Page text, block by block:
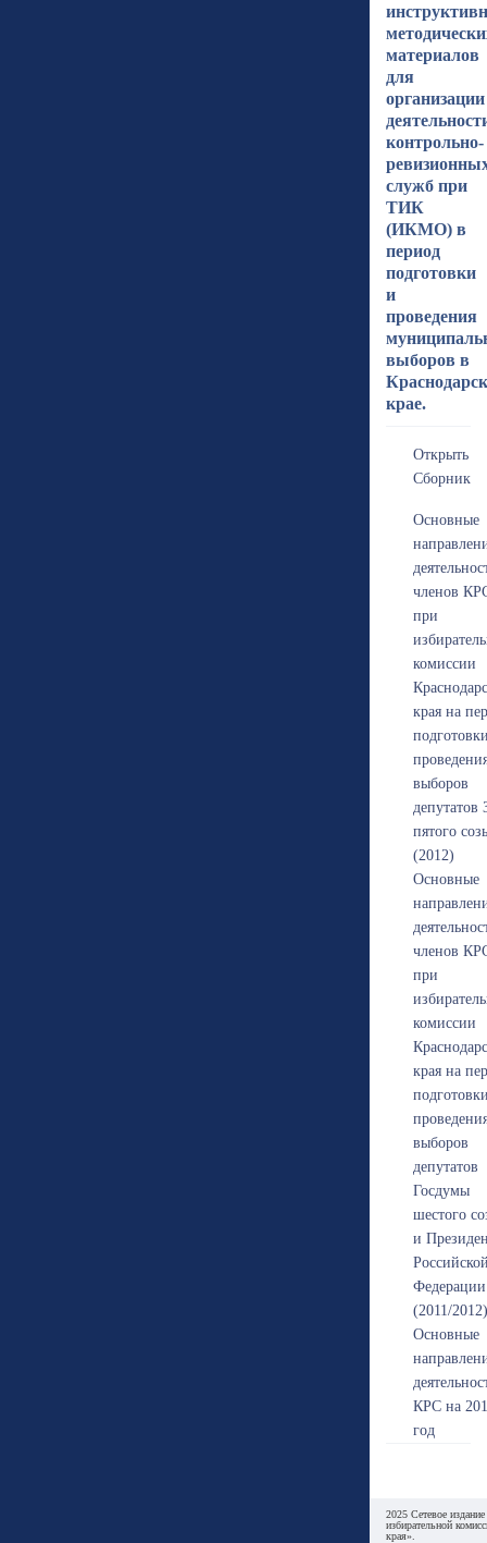
материалов
для
организации
контрольно-
служб при
ТИК
(ИКМО) в
период
подготовки
и
проведения
выборов в
крае.
Открыть
Сборник
Основные
членов
при
комиссии
края на
выборов
депутатов
пятого
(2012)
Основные
членов
при
комиссии
края на
выборов
депутатов
Госдумы
шестого
и
Федерации
(2011/2012)
Основные
КРС на
год
2025 Сетевое
избирательной
края».